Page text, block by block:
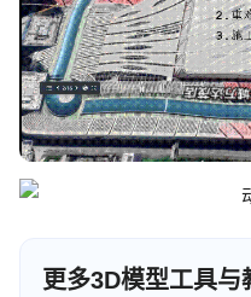
更多3D模型工具与